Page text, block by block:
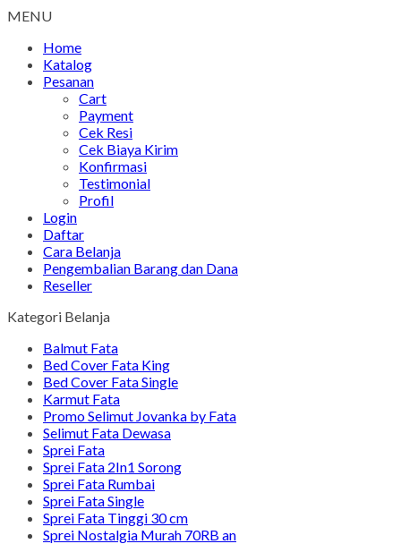
MENU
Home
Katalog
Pesanan
Cart
Payment
Cek Resi
Cek Biaya Kirim
Konfirmasi
Testimonial
Profil
Login
Daftar
Cara Belanja
Pengembalian Barang dan Dana
Reseller
Kategori Belanja
Balmut Fata
Bed Cover Fata King
Bed Cover Fata Single
Karmut Fata
Promo Selimut Jovanka by Fata
Selimut Fata Dewasa
Sprei Fata
Sprei Fata 2In1 Sorong
Sprei Fata Rumbai
Sprei Fata Single
Sprei Fata Tinggi 30 cm
Sprei Nostalgia Murah 70RB an